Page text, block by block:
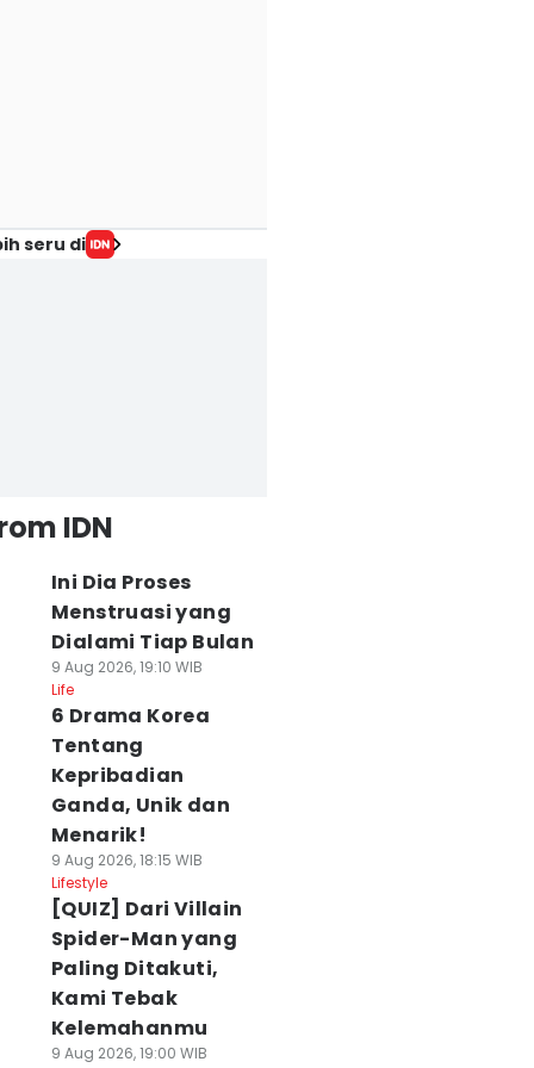
seru di
IDN
Ini Dia Proses
Menstruasi yang
Dialami Tiap Bulan
9 Aug 2026, 19:10 WIB
Life
6 Drama Korea
Tentang
Kepribadian
Ganda, Unik dan
Menarik!
9 Aug 2026, 18:15 WIB
Lifestyle
[QUIZ] Dari Villain
Spider-Man yang
Paling Ditakuti,
Kami Tebak
Kelemahanmu
9 Aug 2026, 19:00 WIB